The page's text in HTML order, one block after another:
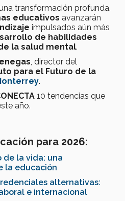
transformación profunda.
educativos avanzarán
impulsados aún más
de habilidades
la salud mental.
, director del
para el Futuro de la
.
10 tendencias que
año.
para 2026:
de la vida: una
la educación
alternativas:
e internacional